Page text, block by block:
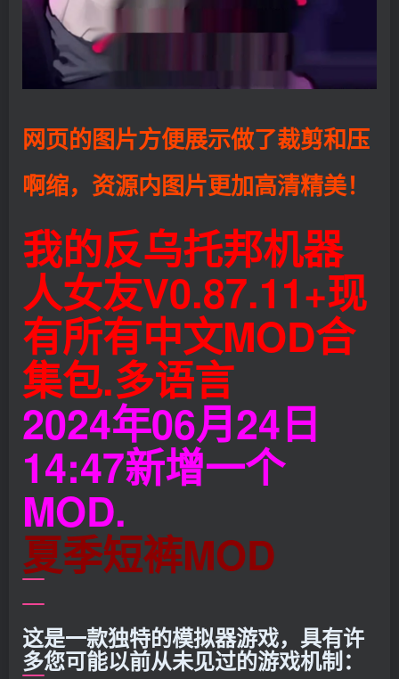
网页的图片方便展示做了裁剪和压
啊缩，资源内图片更加高清精美！
我的反乌托邦机器
人女友V0.87.11+现
有所有中文MOD合
集包.多语言
2024年06月24日
14:47新增一个
MOD.
夏季短裤MOD
这是一款独特的模拟器游戏，具有许
多您可能以前从未见过的游戏机制：